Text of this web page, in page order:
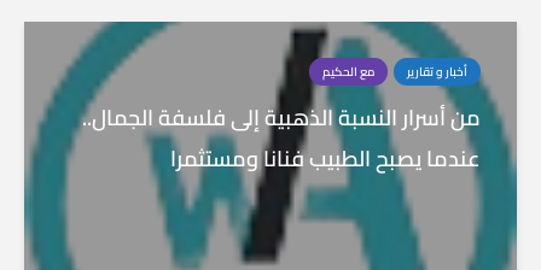
أخبار و تقارير مع الحكيم
من أسرار النسبة الذهبية إلى فلسفة الجمال..
عندما يصبح الطبيب فنانا ومستثمرا